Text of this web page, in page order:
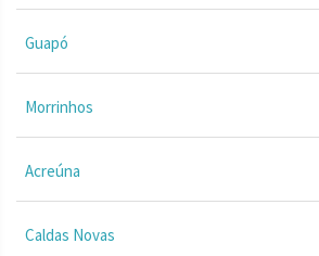
Guapó
Morrinhos
Acreúna
Caldas Novas